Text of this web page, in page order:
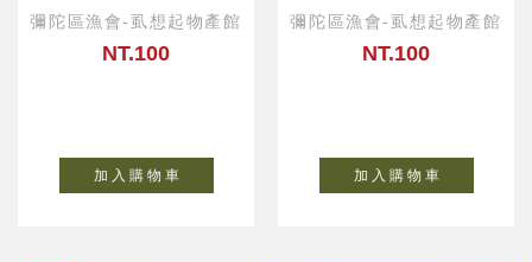
彌陀區漁會-虱想起物產館
NT.100
加 入 購 物 車
彌陀區漁會-虱想起物產館
NT.100
加 入 購 物 車